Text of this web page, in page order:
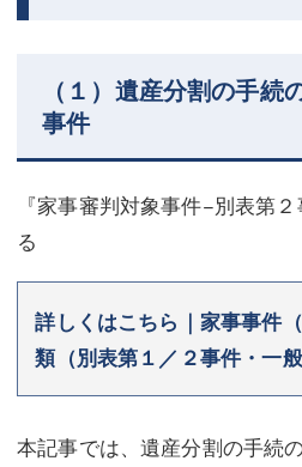
（１）遺産分割の手
事件
『家事審判対象事件−別表第
る
詳しくはこちら｜家事事件
類（別表第１／２事件・一
本記事では、遺産分割の手続